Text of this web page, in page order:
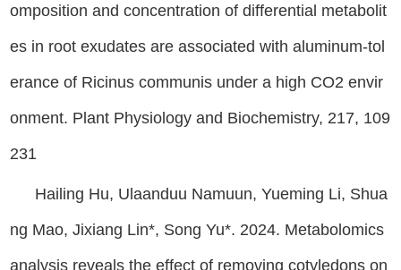
omposition and concentration of differential metabolit
es in root exudates are associated with aluminum-tol
erance of Ricinus communis under a high CO2 envir
onment. Plant Physiology and Biochemistry, 217, 109
231
Hailing Hu, Ulaanduu Namuun, Yueming Li, Shua
ng Mao, Jixiang Lin*, Song Yu*. 2024. Metabolomics
analysis reveals the effect of removing cotyledons on